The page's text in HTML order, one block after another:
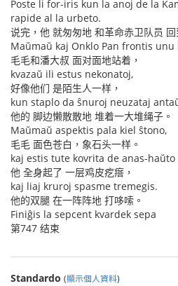
Poste li for-iris kun la anoj de la
rapide al la urbeto.
说完，他 就匆匆地 和革命赤卫队员 回
Maŭmaŭ kaj Onklo Pan frontis unu
毛毛和潘大叔 面对面地站着，
kvazaŭ ili estus nekonatoj,
好像他们 是陌生人一样，
kun staplo da ŝnuroj neuzataj
他的 脚边懒散散地 堆着一大堆绳子。
Maŭmaŭ aspektis pala kiel ŝtono,
毛毛 面色苍白，象石头一样。
kaj estis tute kovrita de anas-haŭto
他 全身起了 一层鸡皮疙瘩，
kaj liaj kruroj spasme tremegis.
他的双腿 在一阵阵地 打哆嗦。
Finiĝis la sepcent kvardek sepa
第747 结束
Standardo (顯示個人資料)